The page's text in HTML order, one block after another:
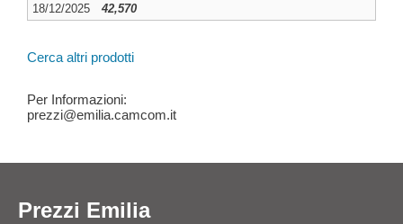
18/12/2025
42,570
Cerca altri prodotti
Per Informazioni:
prezzi@emilia.camcom.it
Prezzi Emilia